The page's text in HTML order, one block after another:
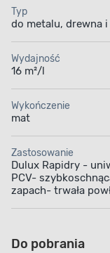
Typ
do metalu, drewna i
Wydajność
16 m²/l
Wykończenie
mat
Zastosowanie
Dulux Rapidry -
PCV-
zapach- trwała
Do pobrania